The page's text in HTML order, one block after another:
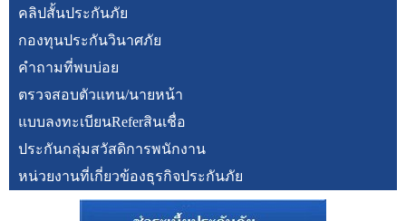
คลิปสั้นประกันภัย
กองทุนประกันวินาศภัย
คำถามที่พบบ่อย
ตรวจสอบตัวแทน/นายหน้า
แบบลงทะเบียนReferสินเชื่อ
ประกันกลุ่มสวัสดิการพนักงาน
หน่วยงานที่เกี่ยวข้องธุรกิจประกันภัย